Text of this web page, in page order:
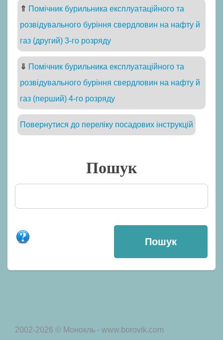
⇑ Помічник бурильника експлуатаційного та
розвідувального буріння свердловин на нафту й
газ (другий) 3-го розряду
⇓ Помічник бурильника експлуатаційного та
розвідувального буріння свердловин на нафту й
газ (перший) 4-го розряду
Повернутися до переліку посадових інструкцій
Пошук
2002-2026 © Монокль - www.borovik.com